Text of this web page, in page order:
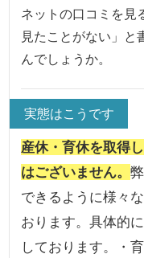
ネットの口コミを見
見たことがない」と
んでしょうか。
実態はこうです
産休・育休を取得
はございません。
できるように様々
おります。具体的
しております。・